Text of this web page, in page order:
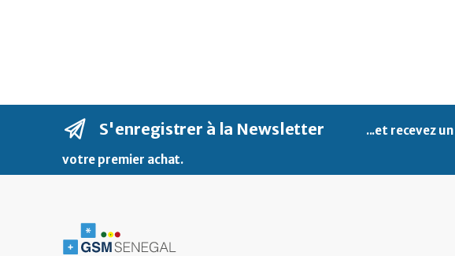
S'enregistrer à la Newsletter ...et recevez un
votre premier achat.